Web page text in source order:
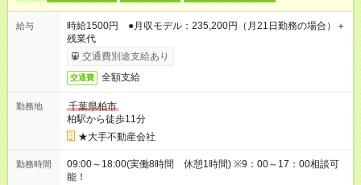
給与
時給1500円 ●月収モデル：235,200円（月21日勤務の場合）＋
残業代
交通費別途支給あり
交通費 全額支給
勤務地
千葉県柏市
柏駅から徒歩11分
★大手不動産会社
勤務時間
09:00～18:00(実働8時間 休憩1時間) ※9：00～17：00相談可
能！